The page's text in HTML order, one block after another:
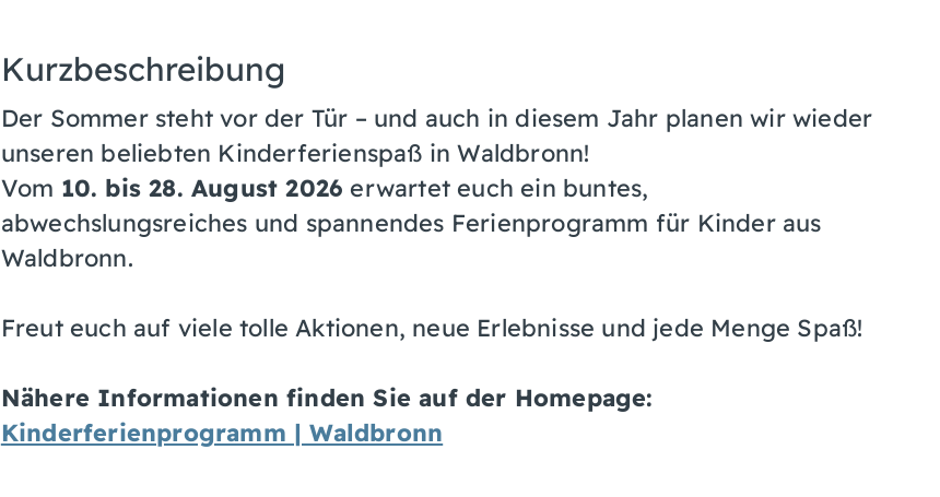
Kurzbeschreibung
Der Sommer steht vor der Tür – und auch in diesem Jahr planen wir wieder
unseren beliebten Kinderferienspaß in Waldbronn!
Vom 10. bis 28. August 2026 erwartet euch ein buntes,
abwechslungsreiches und spannendes Ferienprogramm für Kinder aus
Waldbronn.
Freut euch auf viele tolle Aktionen, neue Erlebnisse und jede Menge Spaß!
Nähere Informationen finden Sie auf der Homepage:
Kinderferienprogramm | Waldbronn